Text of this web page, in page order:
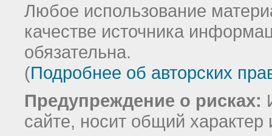
Любое использование
качестве источника
обязательна.
(Подробнее об авторских
Предупреждение о рисках:
сайте, носит общий